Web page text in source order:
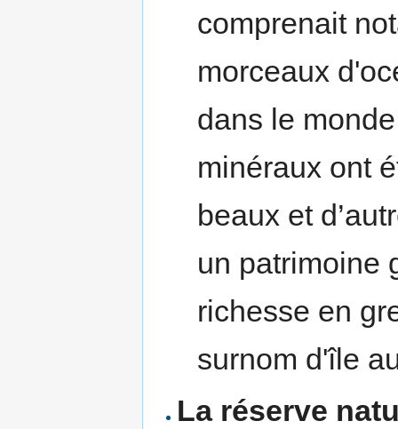
comprenait
morceaux
dans le
minéraux ont
beaux et
un patrimoine
richesse en
surnom d'île
La réserve